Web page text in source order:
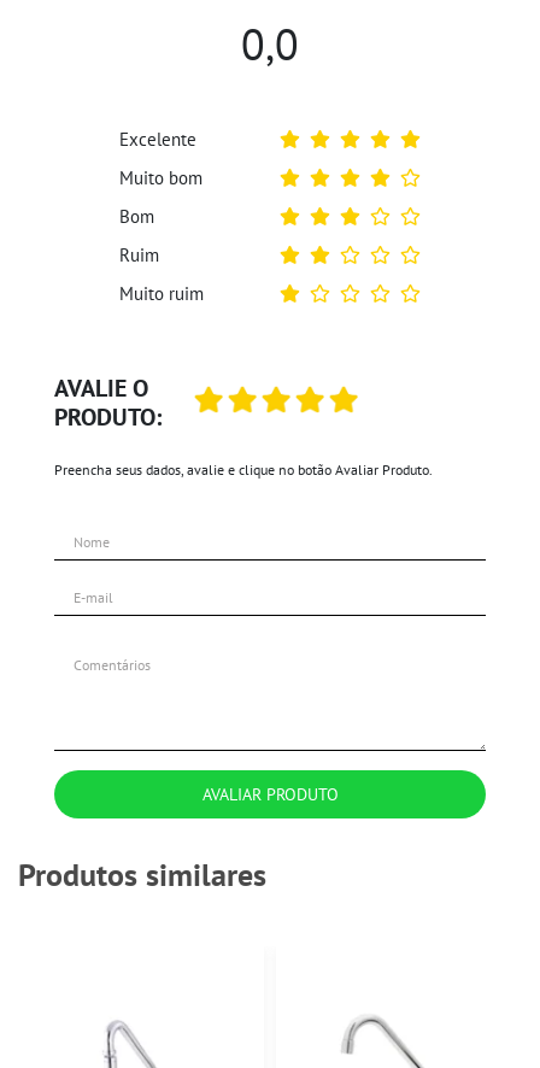
AVALIE O
PRODUTO:
Preencha seus dados, avalie e clique no botão Avaliar Produto.
AVALIAR PRODUTO
0,0
Excelente
Muito bom
Bom
Ruim
Muito ruim
Produtos similares